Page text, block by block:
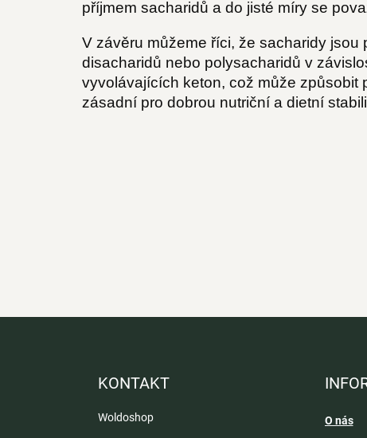
příjmem sacharidů a do jisté míry se
V závěru můžeme říci, že sacharidy
disacharidů nebo polysacharidů v
vyvolávajících keton, což může způsobit
zásadní pro dobrou nutriční a dietní
KONTAKT
Woldoshop
O nás